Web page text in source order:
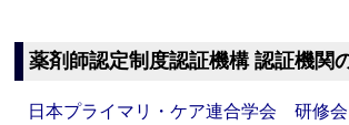
薬剤師認定制度認証機構 認証機関
日本プライマリ・ケア連合学会 研修